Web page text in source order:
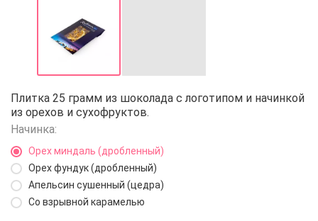
Шоколад с логотипом 25 г (с
Плитка 25 грамм из шоколада с логотипом и начинкой
из орехов и сухофруктов.
Начинка:
Орех миндаль (дробленный)
Орех фундук (дробленный)
Апельсин сушенный (цедра)
Со взрывной карамелью